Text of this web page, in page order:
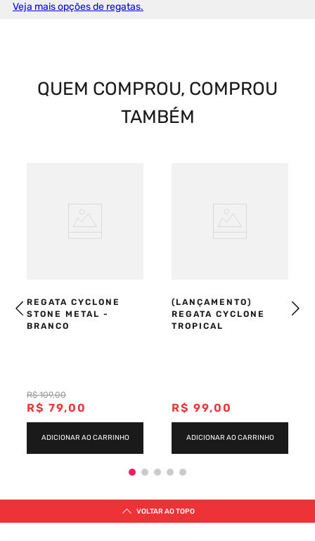
Veja mais opções de regatas.
QUEM COMPROU, COMPROU
TAMBÉM
REGATA CYCLONE
STONE METAL -
BRANCO
R$ 109,00
R$ 79,00
ADICIONAR AO CARRINHO
(LANÇAMENTO)
REGATA CYCLONE
TROPICAL
R$ 99,00
ADICIONAR AO CARRINHO
VOLTAR AO TOPO